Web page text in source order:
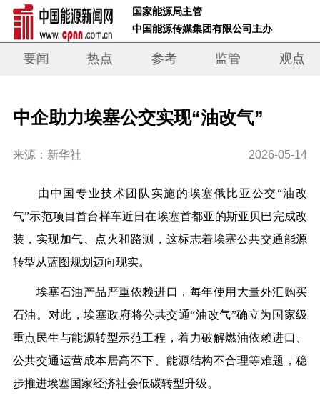
国家能源局主管
中国能源传媒集团有限公司主办
要闻 热点 参考 监管 观点
中企助力埃塞公交实现“油改气”
来源：新华社 2026-05-14
由中国专业技术团队实施的埃塞俄比亚公交“油改
气”示范项目首台样车近日在埃塞首都亚的斯亚贝巴完成改
装，实现加气、点火和路测，这标志着埃塞公共交通能源
转型从蓝图规划迈向现实。
埃塞石油产品严重依赖进口，每年使用大量外汇购买
石油。对此，埃塞政府将公共交通“油改气”确立为国家级
重点民生与能源转型示范工程，着力破解燃油依赖进口、
公共交通运营成本居高不下、能源结构不合理等难题，稳
步推进埃塞国家经济社会低碳转型升级。